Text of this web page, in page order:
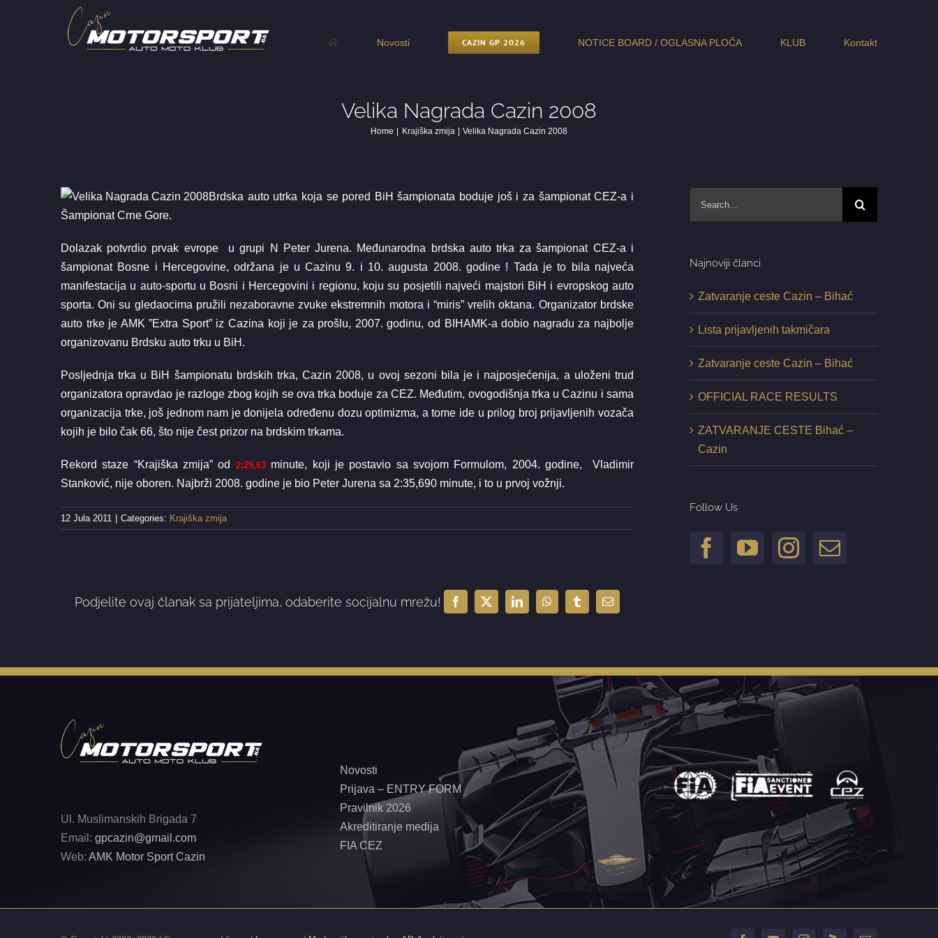
Novosti CAZIN GP 2026 NOTICE BOARD / OGLASNA PLOČA KLUB Kontakt
Velika Nagrada Cazin 2008
Home Krajiška zmija Velika Nagrada Cazin 2008
Brdska auto utrka koja se pored BiH šampionata boduje još i za šampionat CEZ-a i
Šampionat Crne Gore.
Dolazak potvrdio prvak evrope u grupi N Peter Jurena. Međunarodna brdska auto trka za šampionat CEZ-a i
šampionat Bosne i Hercegovine, održana je u Cazinu 9. i 10. augusta 2008. godine ! Tada je to bila najveća
manifestacija u auto-sportu u Bosni i Hercegovini i regionu, koju su posjetili najveći majstori BiH i evropskog auto
sporta. Oni su gledaocima pružili nezaboravne zvuke ekstremnih motora i “miris” vrelih oktana. Organizator brdske
auto trke je AMK ”Extra Sport” iz Cazina koji je za prošlu, 2007. godinu, od BIHAMK-a dobio nagradu za najbolje
organizovanu Brdsku auto trku u BiH.
Posljednja trka u BiH šampionatu brdskih trka, Cazin 2008, u ovoj sezoni bila je i najposjećenija, a uloženi trud
organizatora opravdao je razloge zbog kojih se ova trka boduje za CEZ. Međutim, ovogodišnja trka u Cazinu i sama
organizacija trke, još jednom nam je donijela određenu dozu optimizma, a tome ide u prilog broj prijavljenih vozača
kojih je bilo čak 66, što nije čest prizor na brdskim trkama.
Rekord staze “Krajiška zmija” od 2:29,63minute, koji je postavio sa svojom Formulom, 2004. godine, Vladimir
Stanković, nije oboren. Najbrži 2008. godine je bio Peter Jurena sa 2:35,690 minute, i to u prvoj vožnji.
12 Jula 2011 Categories: Krajiška zmija
Podjelite ovaj članak sa prijateljima, odaberite socijalnu mrežu! Facebook
X LinkedInWhatsAppTumblrEmail
Najnoviji članci
Zatvaranje ceste Cazin – Bihać
Lista prijavljenih takmičara
Zatvaranje ceste Cazin – Bihać
OFFICIAL RACE RESULTS
ZATVARANJE CESTE Bihać –
Cazin
Follow Us
Ul. Muslimanskih Brigada 7
Email: gpcazin@gmail.com
Web: AMK Motor Sport Cazin
Novosti
Prijava – ENTRY FORM
Pravilnik 2026
Akreditiranje medija
FIA CEZ